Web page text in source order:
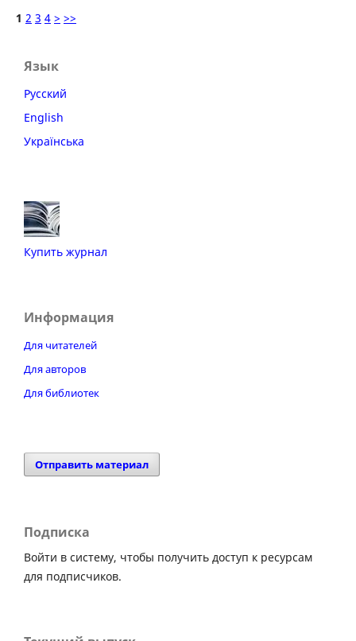
1 2 3 4 > >>
Язык
Русский
English
Українська
Купить журнал
Информация
Для читателей
Для авторов
Для библиотек
Отправить материал
Подписка
Войти в систему, чтобы получить доступ к ресурсам
для подписчиков.